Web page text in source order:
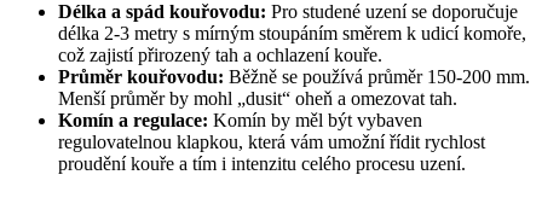
Délka a spád kouřovodu: Pro studené uzení se doporučuje
délka 2-3 metry s mírným stoupáním směrem k udicí komoře,
což zajistí přirozený tah a ochlazení kouře.
Průměr kouřovodu: Běžně se používá průměr 150-200 mm.
Menší průměr by mohl „dusit“ oheň a omezovat tah.
Komín a regulace: Komín by měl být vybaven
regulovatelnou klapkou, která vám umožní řídit rychlost
proudění kouře a tím i intenzitu celého procesu uzení.